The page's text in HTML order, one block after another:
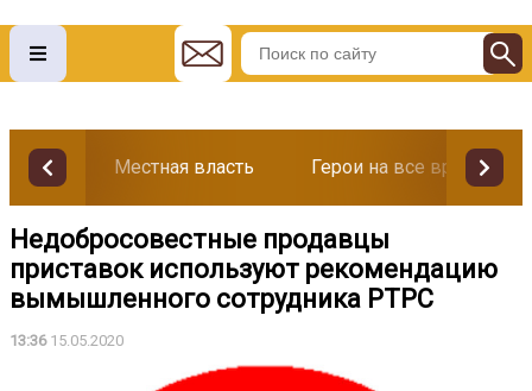
Местная власть Герои на все времена
Недобросовестные продавцы
приставок используют рекомендацию
вымышленного сотрудника РТРС
13:3615.05.2020